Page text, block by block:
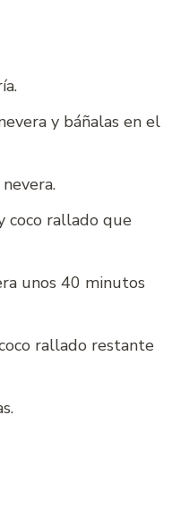
y báñalas en el
coco rallado que
unos 40 minutos
rallado restante